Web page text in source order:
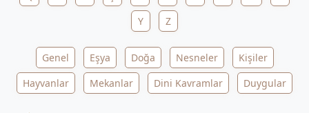
Y
Z
Genel Eşya Doğa Nesneler
Kişiler
Hayvanlar
Mekanlar Dini Kavramlar Duygular